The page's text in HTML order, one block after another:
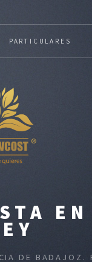
DE BADAJOZ.
PARTICULARES